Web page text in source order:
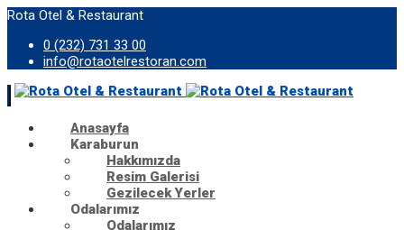
Rota Otel & Restaurant
0 (232) 731 33 00
info@rotaotelrestoran.com
Anasayfa
Karaburun
Hakkımızda
Resim Galerisi
Gezilecek Yerler
Odalarımız
Odalarımız